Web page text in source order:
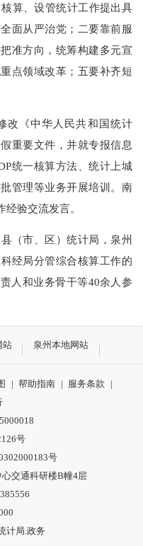
算、设管统计工作提出具
面从严治党；二要靠前服
准方向， 统筹构建多元宣
点领域改革；五要补齐短
改《中华人民共和国统计
重要文件，并就专报信息
统一核算方法 、统计上城
管理等业务开展培训 。 南
验交流发言。
（市、区）统计局，泉州
经局分管综合核算工作的
人和业务骨干等40余人参
站 泉州本地网站
| 帮助指南 | 服务条款
|
号
号
交通科研楼B幢4层
计局.政务